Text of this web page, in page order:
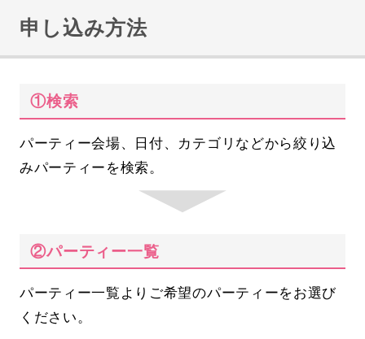
申し込み方法
①検索
パーティー会場、日付、カテゴリなどから絞り込
みパーティーを検索。
②パーティー一覧
パーティー一覧よりご希望のパーティーをお選び
ください。